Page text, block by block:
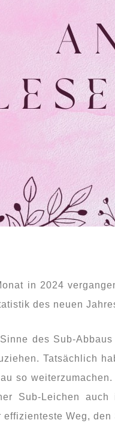
in 2024
des neuen
des Sub-
Tatsächlich
so
Sub-Leichen
Weg, den